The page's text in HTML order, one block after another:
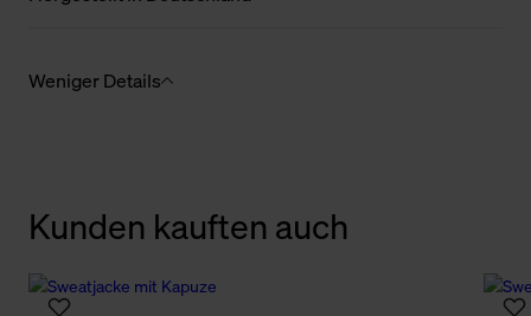
Weniger Details
Kunden kauften auch